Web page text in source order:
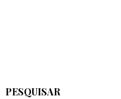
PESQUISAR